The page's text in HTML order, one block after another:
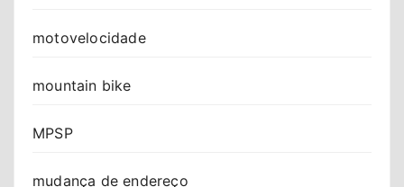
motovelocidade
mountain bike
MPSP
mudança de endereço